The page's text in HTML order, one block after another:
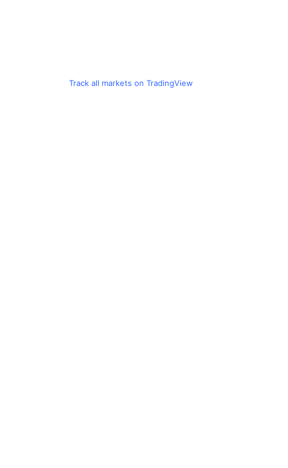
Track all markets on TradingView